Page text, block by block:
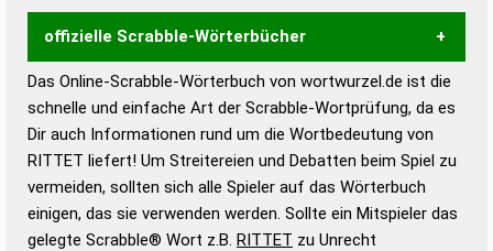
offizielle Scrabble-Wörterbücher
Wortwurzel liefert mit Hilfe eines semantischen
Wortanalyse-Algorithmus gute Anhaltspunkte zu
Wortbedeutung, Worttrennung und Wortform, um die
Gültigkeit eines Wortes für das Scrabble-Spiel zu
bestimmen!
zugelassene Turnier Scrabble-
Wörterbücher sind:
Das Online-Scrabble-Wörterbuch von wortwurzel.de ist die
schnelle und einfache Art der Scrabble-Wortprüfung, da es
Dir auch Informationen rund um die Wortbedeutung von
RITTET liefert! Um Streitereien und Debatten beim Spiel zu
vermeiden, sollten sich alle Spieler auf das Wörterbuch
einigen, das sie verwenden werden. Sollte ein Mitspieler das
gelegte Scrabble® Wort z.B. RITTET zu Unrecht